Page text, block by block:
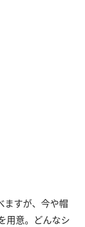
ますが、今や帽
用意。どんなシ